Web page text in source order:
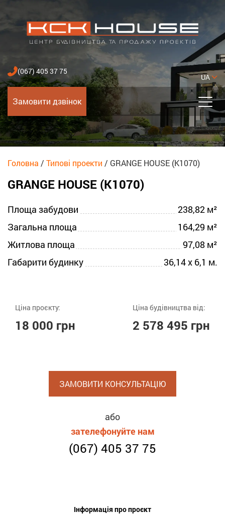
(067) 405 37 75
UA
Замовити дзвінок
Головна / Типові проекти / GRANGE HOUSE (K1070)
GRANGE HOUSE (K1070)
Площа забудови
238,82 м²
Загальна площа
164,29 м²
Житлова площа
97,08 м²
Габарити будинку
36,14 х 6,1 м.
Ціна проєкту:
18 000 грн
Ціна будівництва від:
2 578 495 грн
ЗАМОВИТИ КОНСУЛЬТАЦІЮ
або
зателефонуйте нам
(067) 405 37 75
Інформація про проєкт